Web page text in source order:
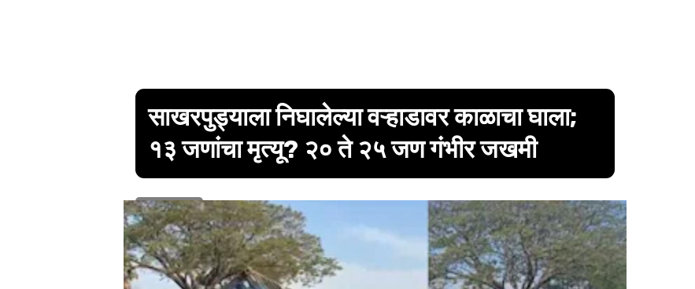
साखरपुड्याला निघालेल्या वऱ्हाडावर काळाचा घाला;
१३ जणांचा मृत्यू? २० ते २५ जण गंभीर जखमी
1 min read